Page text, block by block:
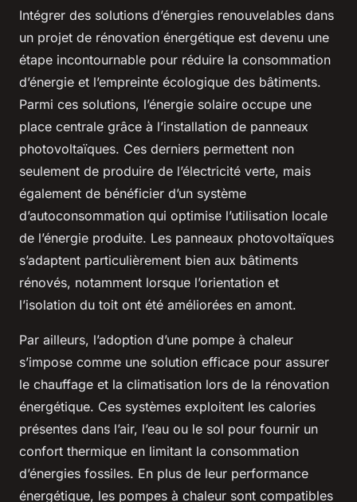
Intégrer des solutions d’énergies renouvelables dans
un projet de rénovation énergétique est devenu une
étape incontournable pour réduire la consommation
d’énergie et l’empreinte écologique des bâtiments.
Parmi ces solutions, l’énergie solaire occupe une
place centrale grâce à l’installation de panneaux
photovoltaïques. Ces derniers permettent non
seulement de produire de l’électricité verte, mais
également de bénéficier d’un système
d’autoconsommation qui optimise l’utilisation locale
de l’énergie produite. Les panneaux photovoltaïques
s’adaptent particulièrement bien aux bâtiments
rénovés, notamment lorsque l’orientation et
l’isolation du toit ont été améliorées en amont.
Par ailleurs, l’adoption d’une pompe à chaleur
s’impose comme une solution efficace pour assurer
le chauffage et la climatisation lors de la rénovation
énergétique. Ces systèmes exploitent les calories
présentes dans l’air, l’eau ou le sol pour fournir un
confort thermique en limitant la consommation
d’énergies fossiles. En plus de leur performance
énergétique, les pompes à chaleur sont compatibles